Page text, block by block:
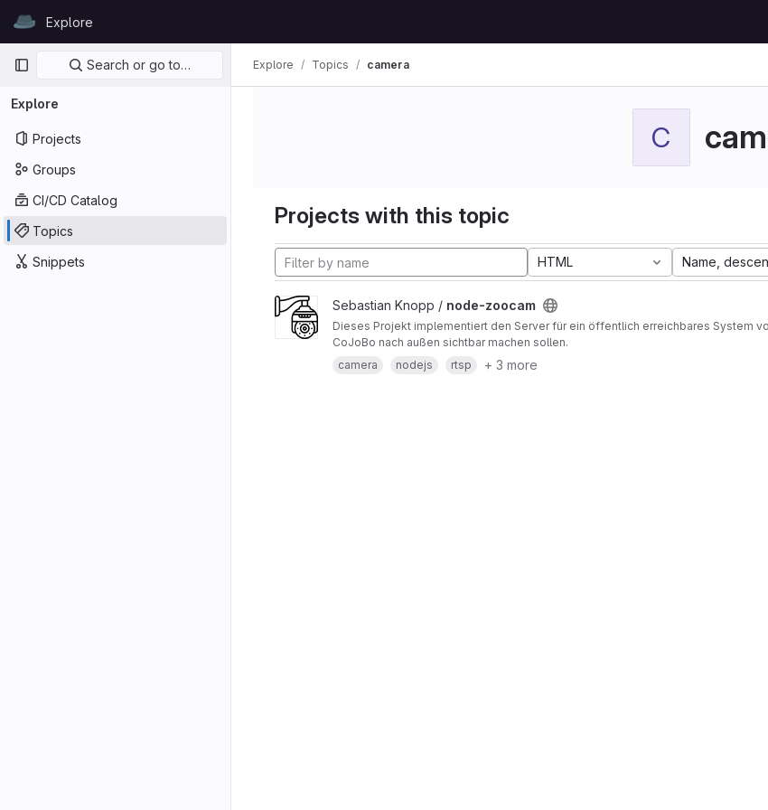
GitLabExplore
Primary navigation
Search or go to…
Explore
Projects
Groups
CI/CD Catalog
Topics
Snippets
Explore Topics camera
C
Projects with this topic
HTML Name,
Sebastian Knopp / node-zoocam
Dieses Projekt implementiert den Server für ein öffentlich erreichbares System
CoJoBo nach außen sichtbar machen sollen.
camera
nodejs rtsp + 3 more